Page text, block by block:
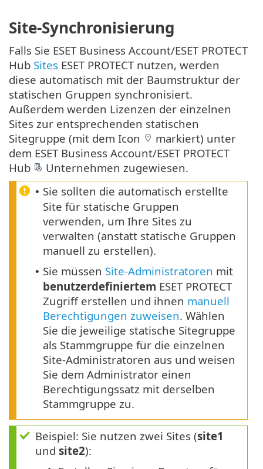
Site-Synchronisierung
Falls Sie ESET Business Account/ESET PROTECT
Hub Sites ESET PROTECT nutzen, werden
diese automatisch mit der Baumstruktur der
statischen Gruppen synchronisiert.
Außerdem werden Lizenzen der einzelnen
Sites zur entsprechenden statischen
Sitegruppe (mit dem Icon
markiert) unter
dem ESET Business Account/ESET PROTECT
Hub
Unternehmen zugewiesen.
• Sie sollten die automatisch erstellte
Site für statische Gruppen
verwenden, um Ihre Sites zu
verwalten (anstatt statische Gruppen
manuell zu erstellen).
• Sie müssen Site-Administratoren mit
benutzerdefiniertem ESET PROTECT
Zugriff erstellen und ihnen manuell
Berechtigungen zuweisen. Wählen
Sie die jeweilige statische Sitegruppe
als Stammgruppe für die einzelnen
Site-Administratoren aus und weisen
Sie dem Administrator einen
Berechtigungssatz mit derselben
Stammgruppe zu.
Beispiel: Sie nutzen zwei Sites (site1
und site2):